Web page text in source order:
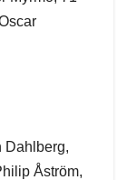
Dahlberg,
Åström,